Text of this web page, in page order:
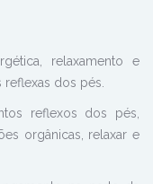
relaxamento e
dos pés.
reflexos dos pés,
orgânicas, relaxar e